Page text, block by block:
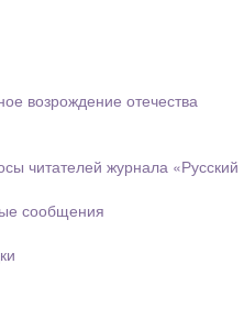
возрождение отечества
читателей журнала «Русский
сообщения